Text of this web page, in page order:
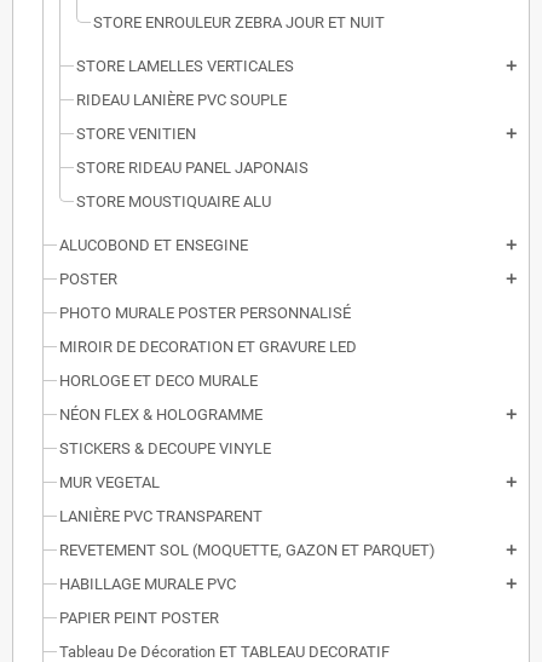
STORE ENROULEUR ZEBRA JOUR ET NUIT
STORE LAMELLES VERTICALES add
RIDEAU LANIÈRE PVC SOUPLE
STORE VENITIEN
add
STORE RIDEAU PANEL JAPONAIS
STORE MOUSTIQUAIRE ALU
ALUCOBOND ET ENSEGINE add
POSTER add
PHOTO MURALE POSTER PERSONNALISÉ
MIROIR DE DECORATION ET GRAVURE LED
HORLOGE ET DECO MURALE
NÉON FLEX & HOLOGRAMME
add
STICKERS & DECOUPE VINYLE
MUR VEGETAL
add
LANIÈRE PVC TRANSPARENT
REVETEMENT SOL (MOQUETTE, GAZON ET PARQUET)
add
HABILLAGE MURALE PVC add
PAPIER PEINT POSTER
Tableau De Décoration ET TABLEAU DECORATIF